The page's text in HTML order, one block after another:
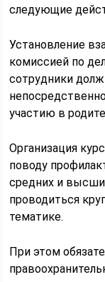
следующие
Установление
комиссией по
сотрудники
участию в
Организация
поводу
средних и
проводиться
тематике.
При этом